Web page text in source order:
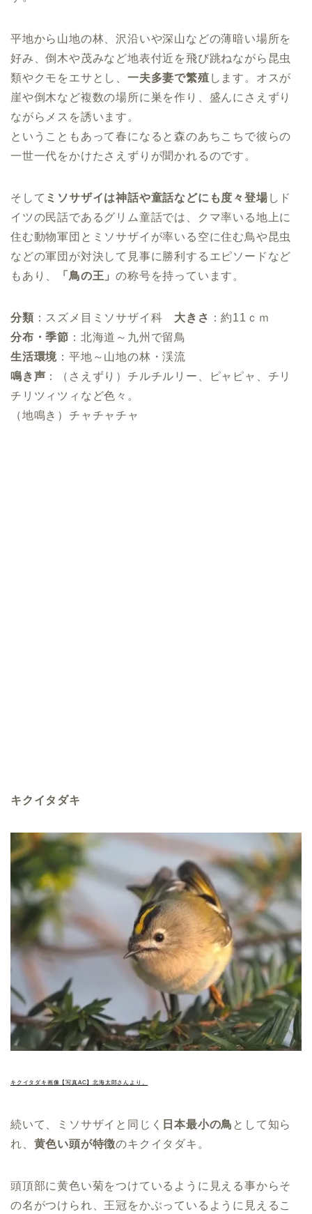
平地から山地の林、沢沿いや深山などの薄暗い場所を
好み、倒木や茂みなど地表付近を飛び跳ねながら昆虫
類やクモをエサとし、 一夫多妻で繁殖 します。オスが
崖や倒木など複数の場所に巣を作り、盛んにさえずり
ながらメスを誘います。
ということもあって春になると森のあちこちで彼らの
一世一代をかけたさえずりが聞かれるのです。
そして ミソサザイは神話や童話などにも度々登場しド
イツの民話であるグリム童話では、クマ率いる地上に
住む動物軍団とミソサザイが率いる空に住む鳥や昆虫
などの軍団が対決して見事に勝利するエピソードなど
もあり、
「鳥の王」の称号を持っています。
分類 ：スズメ目ミソサザイ科 大きさ ：約11ｃｍ
分布・季節 ：北海道～九州で留鳥
生活環境 ：平地～山地の林・渓流
鳴き声 ：（さえずり）チルチルリー、ピャピャ、チリ
チリツィツィなど色々。
（地鳴き）チャチャチャ
キクイタダキ
キクイタダキ画像【写真AC】北海太郎さんより。
続いて、ミソサザイと同じく 日本最小の鳥 として知ら
れ、 黄色い頭が特徴のキクイタダキ。
頭頂部に黄色い菊をつけているように見える事からそ
の名がつけられ、王冠をかぶっているように見えるこ